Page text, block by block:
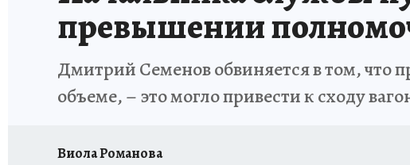
превышении
Дмитрий Семенов обвиняется в том, что
объеме, – это могло привести к сходу
Виола Романова